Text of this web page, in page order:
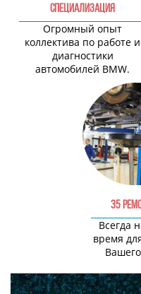
СПЕЦИАЛИЗАЦИЯ
Огромный опыт
коллектива по работе и
диагностики
автомобилей BMW.
35
Всегда
время